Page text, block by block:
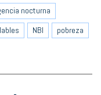
nocturna
NBI
pobreza